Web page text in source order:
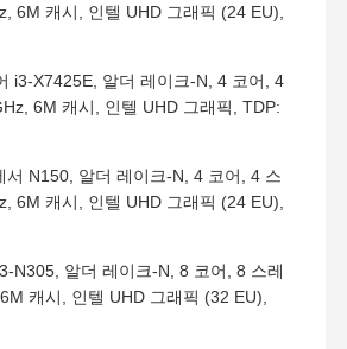
6M 캐시, 인텔 UHD 그래픽 (24 EU),
i3-X7425E, 알더 레이크-N, 4 코어, 4
6M 캐시, 인텔 UHD 그래픽, TDP:
서 N150, 알더 레이크-N, 4 코어, 4 스
6M 캐시, 인텔 UHD 그래픽 (24 EU),
N305, 알더 레이크-N, 8 코어, 8 스레
캐시, 인텔 UHD 그래픽 (32 EU),